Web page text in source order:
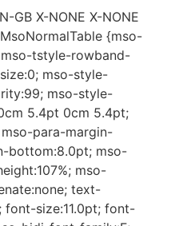
GB X-NONE X-NONE
{mso-
tstyle-rowband-
mso-style-
mso-style-
5.4pt 0cm 5.4pt;
para-margin-
bottom:8.0pt; mso-
mso-
text-
size:11.0pt; font-